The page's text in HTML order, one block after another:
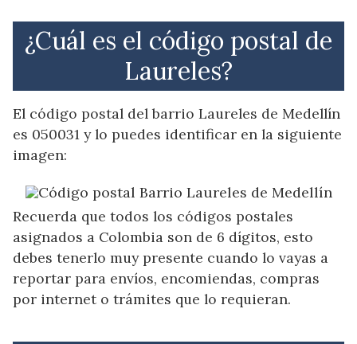
¿Cuál es el código postal de
Laureles?
El código postal del barrio Laureles de Medellín
es 050031 y lo puedes identificar en la siguiente
imagen:
Recuerda que todos los códigos postales
asignados a Colombia son de 6 dígitos, esto
debes tenerlo muy presente cuando lo vayas a
reportar para envíos, encomiendas, compras
por internet o trámites que lo requieran.